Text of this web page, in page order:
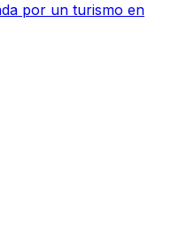
por un turismo en